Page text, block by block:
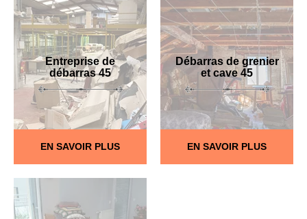
Entreprise de
débarras 45
EN SAVOIR PLUS
Débarras de grenier
et cave 45
EN SAVOIR PLUS